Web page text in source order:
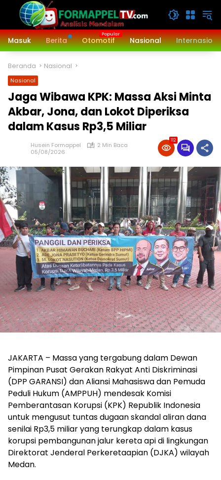
Langsung
konten
Masuk
Berita Otomotif Nasional
Beranda Nasional
Nasional
Jaga Wibawa KPK: Massa Aksi Minta
Akbar, Jona, dan Lokot Diperiksa
dalam Kasus Rp3,5 Miliar
Husein Formappel
2 Min Baca
05/08/2026
112
JAKARTA – Massa yang tergabung dalam Dewan
Pimpinan Pusat Gerakan Rakyat Anti Diskriminasi
(DPP GARANSI) dan Aliansi Mahasiswa dan Pemuda
Peduli Hukum (AMPPUH) mendesak Komisi
Pemberantasan Korupsi (KPK) Republik Indonesia
untuk mengusut tuntas dugaan skandal aliran dana
senilai Rp3,5 miliar yang terungkap dalam kasus
korupsi pembangunan jalur kereta api di lingkungan
Direktorat Jenderal Perkeretaapian (DJKA) wilayah
Medan.